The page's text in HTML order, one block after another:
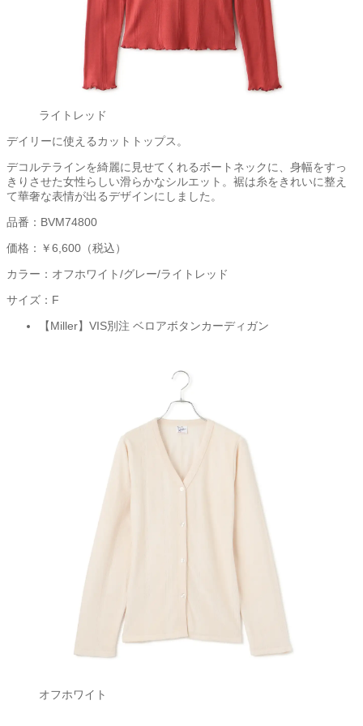
ライトレッド
デイリーに使えるカットトップス。
デコルテラインを綺麗に見せてくれるボートネックに、身幅をすっ
きりさせた女性らしい滑らかなシルエット。裾は糸をきれいに整え
て華奢な表情が出るデザインにしました。
品番：BVM74800
価格：￥6,600（税込）
カラー：オフホワイト/グレー/ライトレッド
サイズ：F
【Miller】VIS別注 ベロアボタンカーディガン
オフホワイト